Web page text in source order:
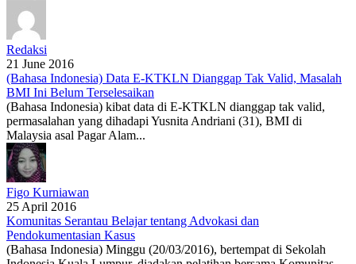
Redaksi
21 June 2016
(Bahasa Indonesia) Data E-KTKLN Dianggap Tak Valid, Masalah
BMI Ini Belum Terselesaikan
(Bahasa Indonesia) kibat data di E-KTKLN dianggap tak valid,
permasalahan yang dihadapi Yusnita Andriani (31), BMI di
Malaysia asal Pagar Alam...
Figo Kurniawan
25 April 2016
Komunitas Serantau Belajar tentang Advokasi dan
Pendokumentasian Kasus
(Bahasa Indonesia) Minggu (20/03/2016), bertempat di Sekolah